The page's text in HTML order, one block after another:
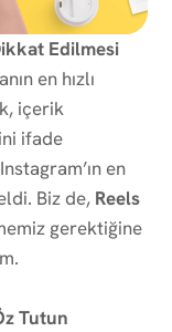
Edilmesi
en hızlı
içerik
ifade
en
Biz de, Reels
gerektiğine
Tutun